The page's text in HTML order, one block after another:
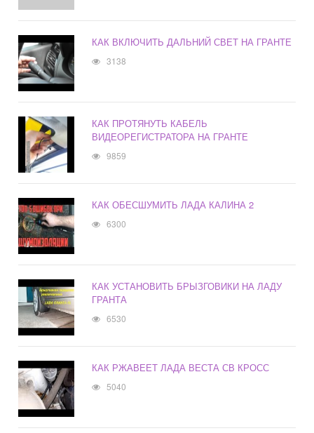
КАК ВКЛЮЧИТЬ ДАЛЬНИЙ СВЕТ НА ГРАНТЕ
3138
КАК ПРОТЯНУТЬ КАБЕЛЬ
ВИДЕОРЕГИСТРАТОРА НА ГРАНТЕ
9859
КАК ОБЕСШУМИТЬ ЛАДА КАЛИНА 2
6300
КАК УСТАНОВИТЬ БРЫЗГОВИКИ НА ЛАДУ
ГРАНТА
6530
КАК РЖАВЕЕТ ЛАДА ВЕСТА СВ КРОСС
5040